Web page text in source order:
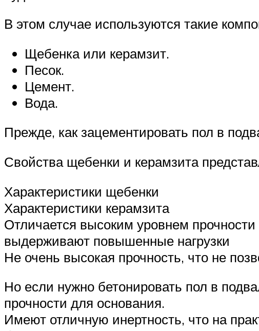
В этом случае используются такие
Щебенка или керамзит.
Песок.
Цемент.
Вода.
Прежде, как зацементировать пол в
Свойства щебенки и керамзита
Характеристики щебенки
Характеристики керамзита
Отличается высоким уровнем
выдерживают повышенные нагрузки
Не очень высокая прочность, что не
Но если нужно бетонировать пол в
прочности для основания.
Имеют отличную инертность, что на